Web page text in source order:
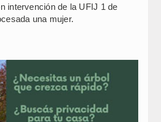
intervención de la UFIJ 1 de
una mujer.